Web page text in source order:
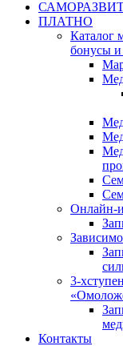
ПЛАТНО
Каталог
бонусы и
Онлайн-
3-
Контакты